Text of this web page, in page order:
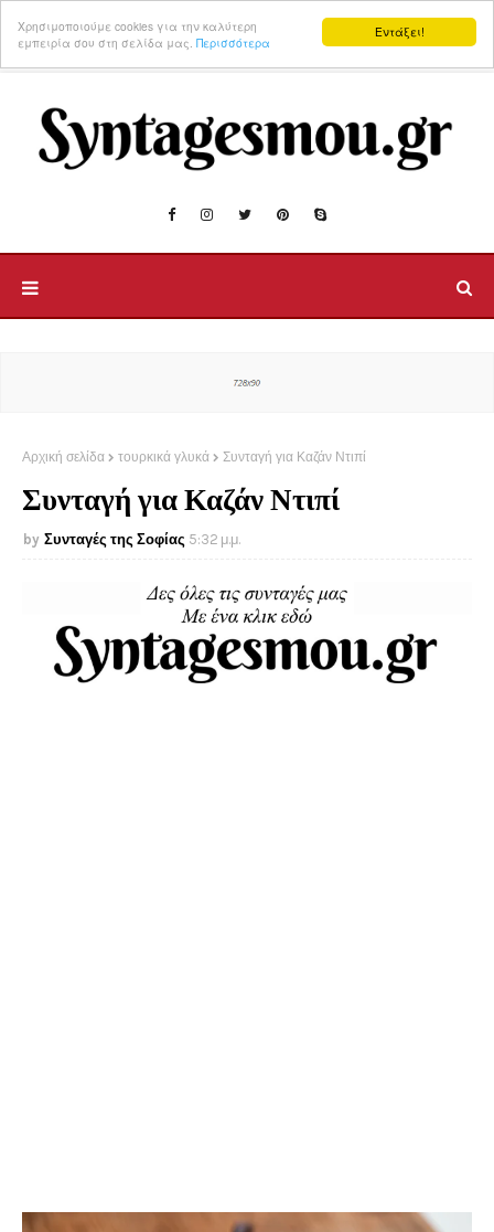
Εντάξει!
Χρησιμοποιούμε cookies για την καλύτερη
εμπειρία σου στη σελίδα μας. Περισσότερα
Αρχική σελίδα τουρκικά γλυκά Συνταγή για Καζάν Ντιπί
Συνταγή για Καζάν Ντιπί
Συνταγές της Σοφίας 5:32 μ.μ.